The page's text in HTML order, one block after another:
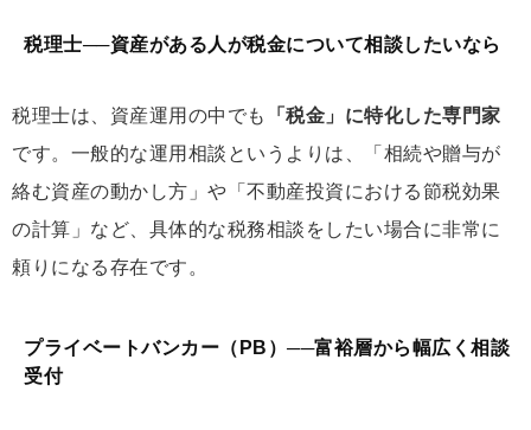
税理士──資産がある人が税金について相談したいなら
税理士は、資産運用の中でも
「税金」に特化した専門家
です。一般的な運用相談というよりは、「相続や贈与が
絡む資産の動かし方」や「不動産投資における節税効果
の計算」など、具体的な税務相談をしたい場合に非常に
頼りになる存在です。
プライベートバンカー（PB）──富裕層から幅広く相談
受付